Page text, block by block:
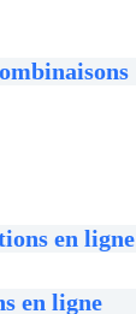
en ligne
en ligne